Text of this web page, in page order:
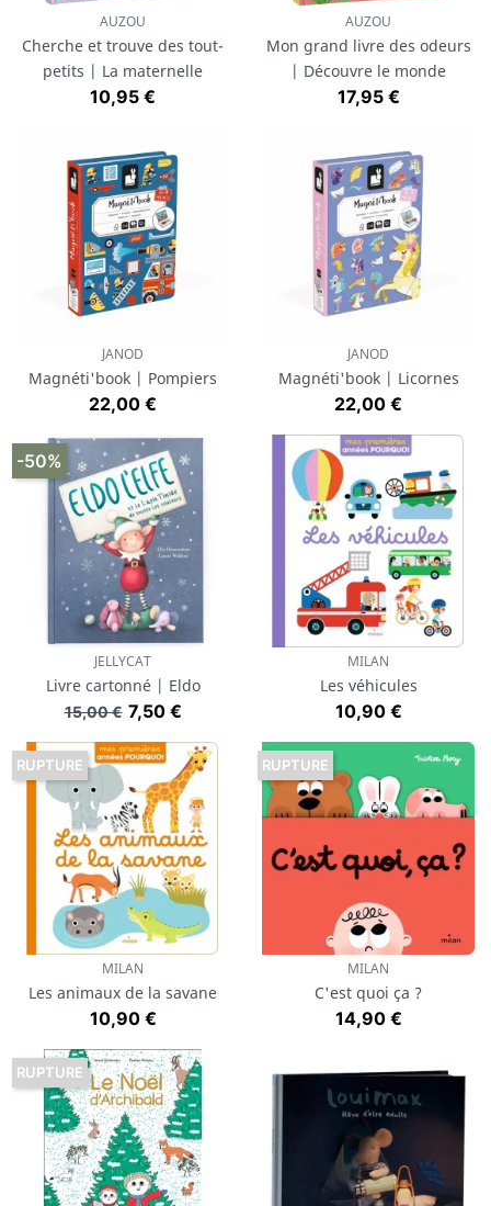
AUZOU
Cherche et trouve des tout-
petits | La maternelle
Prix
10,95 €
AUZOU
Mon grand livre des odeurs
| Découvre le monde
Prix
17,95 €
JANOD
Magnéti'book | Pompiers
Prix
22,00 €
JANOD
Magnéti'book | Licornes
Prix
22,00 €
JELLYCAT
Livre cartonné | Eldo
Prix de base
15,00 € Prix
7,50 €
-50%
MILAN
Les véhicules
Prix
10,90 €
MILAN
Les animaux de la savane
Prix
10,90 €
RUPTURE
MILAN
C'est quoi ça ?
Prix
14,90 €
RUPTURE
RUPTURE